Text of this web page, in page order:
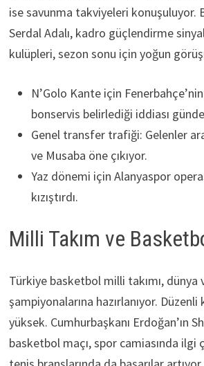
ise savunma takviyeleri konuşuluyor.
Serdal Adalı, kadro güçlendirme
kulüpleri, sezon sonu için yoğun
N’Golo Kante için
bonservis belirlediği iddiası
Genel transfer trafiği: Gelenler
ve Musaba öne çıkıyor.
Yaz dönemi için Alanyaspor
kızıştırdı.
Milli Takım ve
Türkiye basketbol milli takımı, dünya
şampiyonalarına hazırlanıyor.
yüksek. Cumhurbaşkanı Erdoğan’ın
basketbol maçı, spor camiasında ilgi